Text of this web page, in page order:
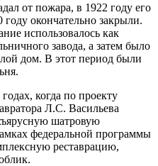
от пожара, в 1922 году его
окончательно закрыли.
использовалось как
завода, а затем было
дом. В этот период были
когда по проекту
Л.С. Васильева
шатровую
федеральной программы
реставрацию,